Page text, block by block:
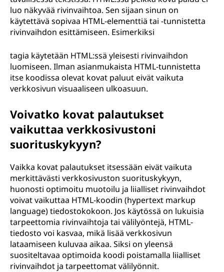
luo näkyvää rivinvaihtoa. Sen sijaan sinun on
käytettävä sopivaa HTML-elementtiä tai -tunnistetta
rivinvaihdon esittämiseen. Esimerkiksi
tagia käytetään HTML:ssä yleisesti rivinvaihdon
luomiseen. Ilman asianmukaista HTML-tunnistetta
itse koodissa olevat kovat paluut eivät vaikuta
verkkosivun visuaaliseen ulkoasuun.
Voivatko kovat palautukset
vaikuttaa verkkosivustoni
suorituskykyyn?
Vaikka kovat palautukset itsessään eivät vaikuta
merkittävästi verkkosivuston suorituskykyyn,
huonosti optimoitu muotoilu ja liialliset rivinvaihdot
voivat vaikuttaa HTML-koodin (hypertext markup
language) tiedostokokoon. Jos käytössä on lukuisia
tarpeettomia rivinvaihtoja tai välilyöntejä, HTML-
tiedosto voi kasvaa, mikä lisää verkkosivun
lataamiseen kuluvaa aikaa. Siksi on yleensä
suositeltavaa optimoida koodi poistamalla liialliset
rivinvaihdot ja tarpeettomat välilyönnit.